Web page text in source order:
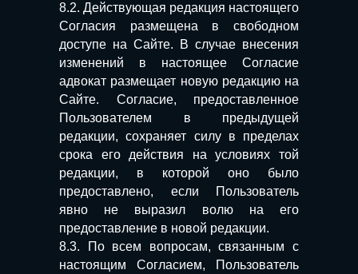
8.2. Действующая редакция настоящего
Согласия размещена в свободном
доступе на Сайте. В случае внесения
изменений в настоящее Согласие
адвокат размещает новую редакцию на
Сайте. Согласие, предоставленное
Пользователем в предыдущей
редакции, сохраняет силу в пределах
срока его действия на условиях той
редакции, в которой оно было
предоставлено, если Пользователь
явно не выразил волю на его
предоставление в новой редакции.
8.3. По всем вопросам, связанным с
настоящим Согласием, Пользователь